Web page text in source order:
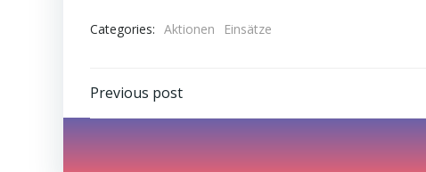
Categories: Aktionen Einsätze
Post
navigation
Previous post